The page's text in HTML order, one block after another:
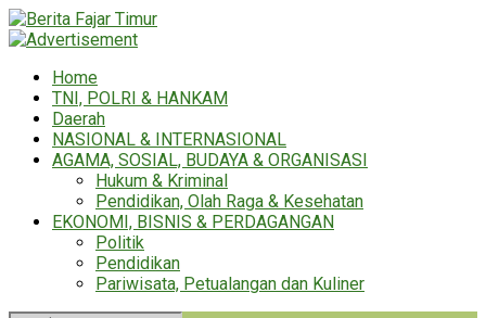
Home
TNI, POLRI & HANKAM
Daerah
NASIONAL & INTERNASIONAL
AGAMA, SOSIAL, BUDAYA & ORGANISASI
Hukum & Kriminal
Pendidikan, Olah Raga & Kesehatan
EKONOMI, BISNIS & PERDAGANGAN
Politik
Pendidikan
Pariwisata, Petualangan dan Kuliner